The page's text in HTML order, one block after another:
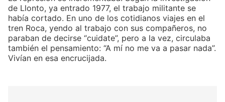
de Llonto, ya entrado 1977, el trabajo militante se
había cortado. En uno de los cotidianos viajes en el
tren Roca, yendo al trabajo con sus compañeros, no
paraban de decirse “cuidate”, pero a la vez, circulaba
también el pensamiento: “A mí no me va a pasar nada”.
Vivían en esa encrucijada.